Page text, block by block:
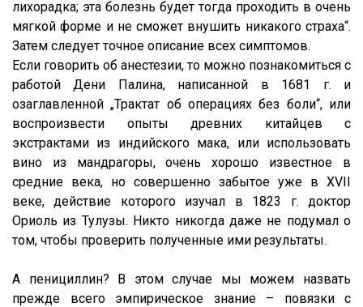
лихорадка; эта болезнь будет тогда проходить в очень
мягкой форме и не сможет внушить никакого страха“.
Затем следует точное описание всех симптомов.
Если говорить об анестезии, то можно познакомиться с
работой Дени Палина, написанной в 1681 г. и
озаглавленной „Трактат об операциях без боли“, или
воспроизвести опыты древних китайцев с
экстрактами из индийского мака, или использовать
вино из мандрагоры, очень хорошо известное в
средние века, но совершенно забытое уже в XVII
веке, действие которого изучал в 1823 г. доктор
Ориоль из Тулузы. Никто никогда даже не подумал о
том, чтобы проверить полученные ими результаты.
А пенициллин? В этом случае мы можем назвать
прежде всего эмпирическое знание – повязки с